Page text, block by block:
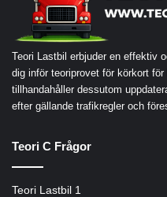
Teori Lastbil erbjuder en effektiv
dig inför teoriprovet för körkort
tillhandahåller dessutom
efter gällande trafikregler och
Teori C Frågor
Teori Lastbil 1